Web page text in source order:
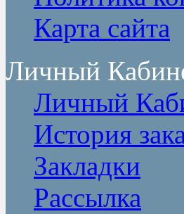
Карта сайта
Личный
Личный
История
Закладки
Рассылка